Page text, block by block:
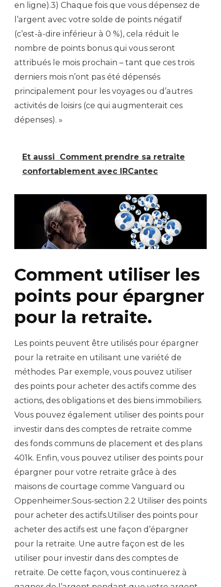
en ligne).3) Chaque fois que vous dépensez de
l’argent avec votre solde de points négatif
(c’est-à-dire inférieur à 0 %), cela réduit le
nombre de points bonus qui vous seront
attribués le mois prochain – tant que ces trois
derniers mois n’ont pas été dépensés
principalement pour les voyages ou d’autres
activités de loisirs (ce qui augmenterait ces
dépenses). »
Et aussi
Comment prendre sa retraite
confortablement avec IRCantec
Comment utiliser les
points pour épargner
pour la retraite.
Les points peuvent être utilisés pour épargner
pour la retraite en utilisant une variété de
méthodes. Par exemple, vous pouvez utiliser
des points pour acheter des actifs comme des
actions, des obligations et des biens immobiliers.
Vous pouvez également utiliser des points pour
investir dans des comptes de retraite comme
des fonds communs de placement et des plans
401k. Enfin, vous pouvez utiliser des points pour
épargner pour votre retraite grâce à des
maisons de courtage comme Vanguard ou
Oppenheimer.Sous-section 2.2 Utiliser des points
pour acheter des actifs.Utiliser des points pour
acheter des actifs est une façon d’épargner
pour la retraite. Une autre façon est de les
utiliser pour investir dans des comptes de
retraite. De cette façon, vous continuerez à